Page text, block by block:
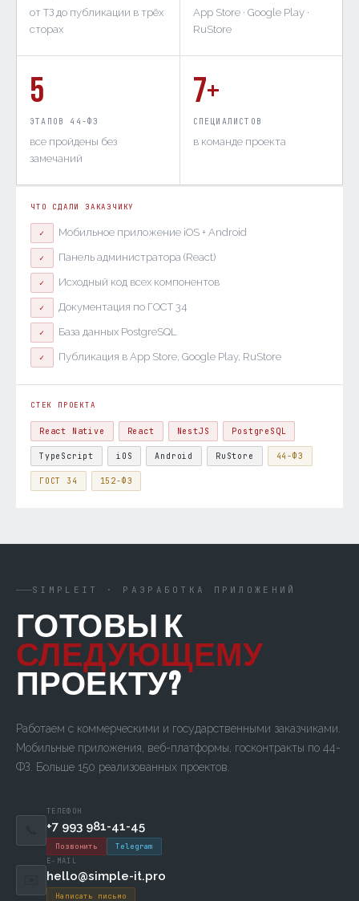
от ТЗ до публикации в трёх
сторах
App Store · Google Play ·
RuStore
5
ЭТАПОВ 44-ФЗ
все пройдены без
замечаний
7+
СПЕЦИАЛИСТОВ
в команде проекта
ЧТО СДАЛИ ЗАКАЗЧИКУ
✓ Мобильное приложение iOS + Android
✓ Панель администратора (React)
✓ Исходный код всех компонентов
✓ Документация по ГОСТ 34
✓ База данных PostgreSQL
✓ Публикация в App Store, Google Play, RuStore
СТЕК ПРОЕКТА
React Native React NestJS PostgreSQL
TypeScript iOS Android RuStore 44-ФЗ
ГОСТ 34 152-ФЗ
SIMPLEIT · РАЗРАБОТКА ПРИЛОЖЕНИЙ
ГОТОВЫ К
СЛЕДУЮЩЕМУ
ПРОЕКТУ?
Работаем с коммерческими и государственными заказчиками.
Мобильные приложения, веб-платформы, госконтракты по 44-
ФЗ. Больше 150 реализованных проектов.
ТЕЛЕФОН
+7 993 981-41-45
Позвонить Telegram
E-MAIL
hello@simple-it.pro
Написать письмо